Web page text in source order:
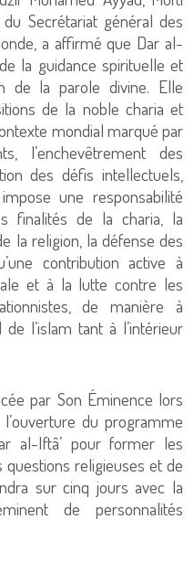
Secrétariat général des
a affirmé que Dar al-
la guidance spirituelle et
de la parole divine. Elle
de la noble charia et
mondial marqué par
l’enchevêtrement des
des défis intellectuels,
une responsabilité
finalités de la charia, la
la religion, la défense des
contribution active à
et à la lutte contre les
de manière à
l’islam tant à l’intérieur
par Son Éminence lors
du programme
al-Iftâ’ pour former les
religieuses et de
sur cinq jours avec la
de personnalités